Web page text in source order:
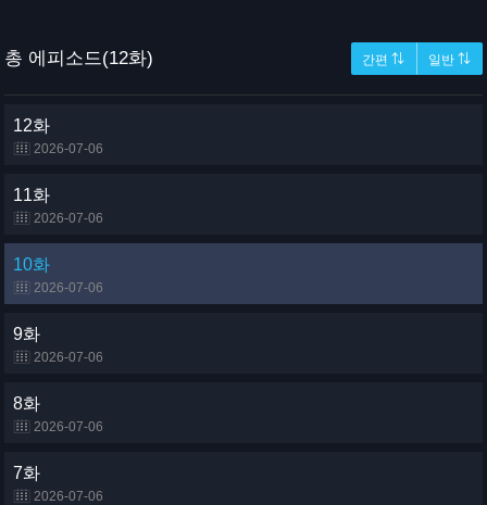
총 에피소드(12화) 간편 ⇅ 일반 ⇅
12화
2026-07-06
11화
2026-07-06
10화
2026-07-06
9화
2026-07-06
8화
2026-07-06
7화
2026-07-06